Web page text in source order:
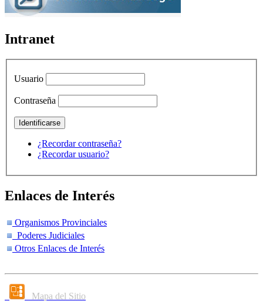
Intranet
Usuario
Contraseña
¿Recordar contraseña?
¿Recordar usuario?
Enlaces de Interés
Organismos Provinciales
Poderes Judiciales
Otros Enlaces de Interés
Mapa del Sitio